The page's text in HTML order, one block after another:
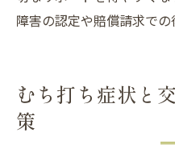
障害の認定や賠償請求での
むち打ち症状と
策